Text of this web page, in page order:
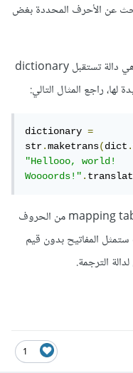
عن الأحرف المحددة بغض
الطريقة الثالثة هي إستخدام translate وهي دالة تستقبل dictionary
راجع المثال التالي:
dictionary =
str.maketrans(dict
"Hellooo, world!
Woooords!".
وفيه تم إستخدام maketrans لإنشاء mapping table من الحروف
المفاتيح بدون قيم
1